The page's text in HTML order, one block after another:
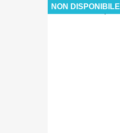
99,00 €
NON DISPONIBILE